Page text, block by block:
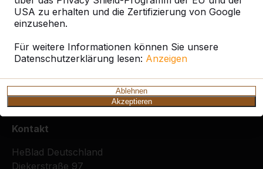
USA zu erhalten und die Zertifizierung von Google
einzusehen.
Für weitere Informationen können Sie unsere
Datenschutzerklärung lesen: Anzeigen
Ablehnen
Akzeptieren
Stolk
Kontakt
HeBlad Deutschland
Diekerstraße 97